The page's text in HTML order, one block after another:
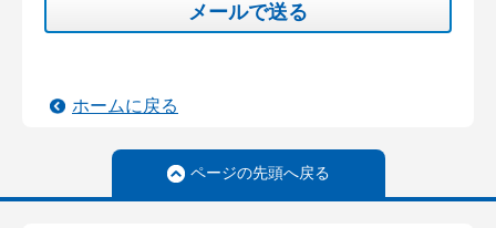
メールで送る
ホームに戻る
ページの先頭へ戻る